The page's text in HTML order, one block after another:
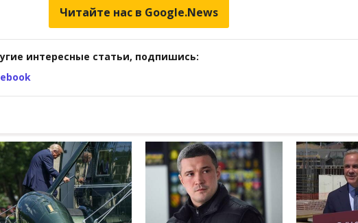
Читайте нас в Google.News
интересные статьи, подпишись: